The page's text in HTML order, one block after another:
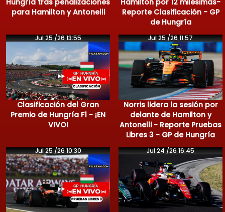
para Hamilton y Antonelli
Reporte Clasificación - GP
de Hungría
Jul 25 /26 13:55
Clasificación del Gran
Premio de Hungría F1 - ¡EN
VIVO!
Jul 25 /26 11:57
Norris lidera la sesión por
delante de Hamilton y
Antonelli - Reporte Pruebas
Libres 3 - GP de Hungría
Jul 25 /26 10:30 Jul 24 /26 16:45